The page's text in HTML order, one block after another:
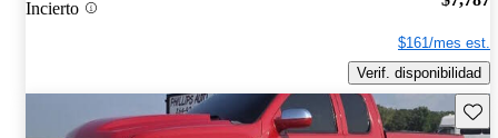
Incierto
$161/mes est.
Verif. disponibilidad